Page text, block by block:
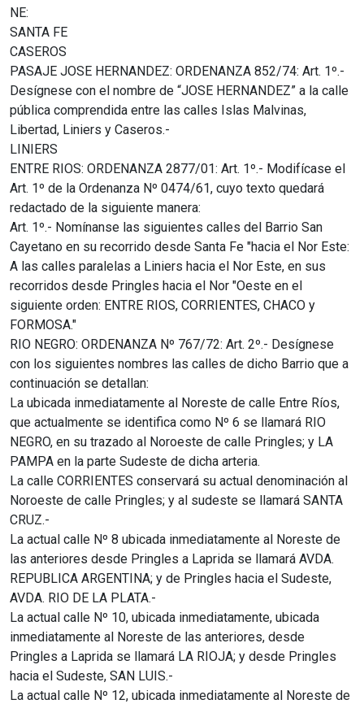
NE:
SANTA FE
CASEROS
PASAJE JOSE HERNANDEZ: ORDENANZA 852/74: Art. 1º.-
Desígnese con el nombre de “JOSE HERNANDEZ” a la calle
pública comprendida entre las calles Islas Malvinas,
Libertad, Liniers y Caseros.-
LINIERS
ENTRE RIOS: ORDENANZA 2877/01: Art. 1º.- Modifícase el
Art. 1º de la Ordenanza Nº 0474/61, cuyo texto quedará
redactado de la siguiente manera:
Art. 1º.- Nomínanse las siguientes calles del Barrio San
Cayetano en su recorrido desde Santa Fe "hacia el Nor Este:
A las calles paralelas a Liniers hacia el Nor Este, en sus
recorridos desde Pringles hacia el Nor "Oeste en el
siguiente orden: ENTRE RIOS, CORRIENTES, CHACO y
FORMOSA."
RIO NEGRO: ORDENANZA Nº 767/72: Art. 2º.- Desígnese
con los siguientes nombres las calles de dicho Barrio que a
continuación se detallan:
La ubicada inmediatamente al Noreste de calle Entre Ríos,
que actualmente se identifica como Nº 6 se llamará RIO
NEGRO, en su trazado al Noroeste de calle Pringles; y LA
PAMPA en la parte Sudeste de dicha arteria.
La calle CORRIENTES conservará su actual denominación al
Noroeste de calle Pringles; y al sudeste se llamará SANTA
CRUZ.-
La actual calle Nº 8 ubicada inmediatamente al Noreste de
las anteriores desde Pringles a Laprida se llamará AVDA.
REPUBLICA ARGENTINA; y de Pringles hacia el Sudeste,
AVDA. RIO DE LA PLATA.-
La actual calle Nº 10, ubicada inmediatamente, ubicada
inmediatamente al Noreste de las anteriores, desde
Pringles a Laprida se llamará LA RIOJA; y desde Pringles
hacia el Sudeste, SAN LUIS.-
La actual calle Nº 12, ubicada inmediatamente al Noreste de